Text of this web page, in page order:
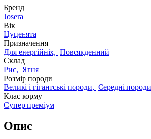
Бренд
Josera
Вік
Цуценята
Призначення
Для енергійніх, Повсякденний
Склад
Рис, Ягня
Розмір породи
Великі і гігантські породи, Середні породи
Клас корму
Супер преміум
Опис